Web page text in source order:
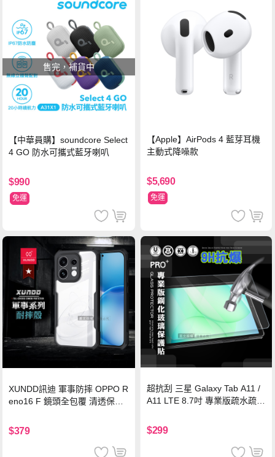
售完，補貨中
【中華員購】soundcore Select
4 GO 防水可攜式藍牙喇叭
$990
免運
【Apple】AirPods 4 藍芽耳機
主動式降噪款
$5,690
免運
XUNDD訊迪 軍事防摔 OPPO R
eno16 F 鏡頭全包覆 清透保護
$379
超抗刮 三星 Galaxy Tab A11 /
A11 LTE 8.7吋 專業版疏水疏油
$299